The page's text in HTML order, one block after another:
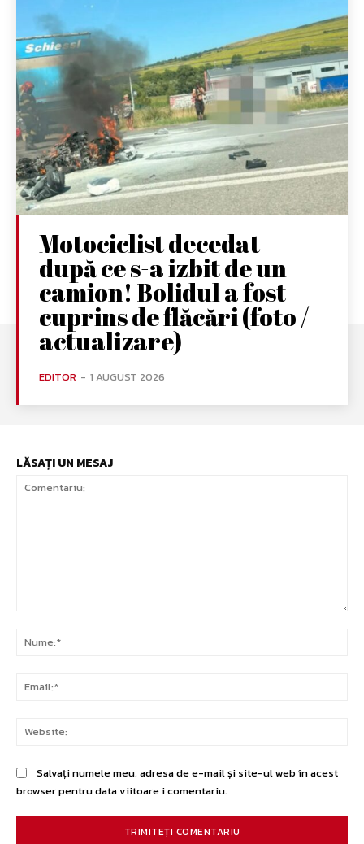
Motociclist decedat
după ce s-a izbit de un
camion! Bolidul a fost
cuprins de flăcări (foto /
actualizare)
EDITOR - 1 AUGUST 2026
LĂSAȚI UN MESAJ
Salvați numele meu, adresa de e-mail și site-ul web în acest
browser pentru data viitoare i comentariu.